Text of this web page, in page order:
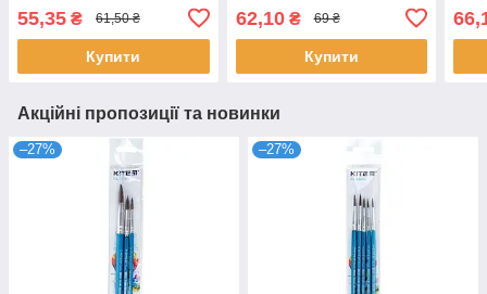
55,35 ₴ 61,50 ₴
Купити
62,10₴ 69 ₴
Купити
Акційні пропозиції та новинки
–27% –27%